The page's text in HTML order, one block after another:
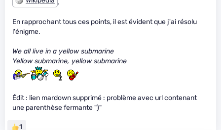
.
En rapprochant tous ces points, il est évident que j'ai résolu
l'énigme.
We all live in a yellow submarine
Yellow submarine, yellow submarine
Édit : lien mardown supprimé : problème avec url contenant
une parenthèse fermante ")"
1